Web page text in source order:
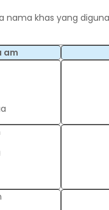
khas yang
am